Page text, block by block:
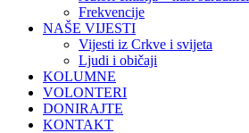
Frekvencije
NAŠE VIJESTI
Vijesti iz Crkve i svijeta
Ljudi i običaji
KOLUMNE
VOLONTERI
DONIRAJTE
KONTAKT